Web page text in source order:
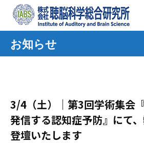
お知らせ
3/4（土）｜第3回学術集会
発信する認知症予防』にて
登壇いたします